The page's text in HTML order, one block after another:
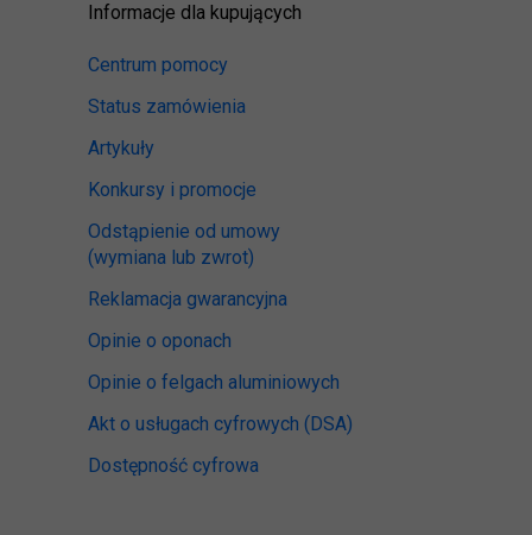
Informacje dla kupujących
Centrum pomocy
Status zamówienia
Artykuły
Konkursy i promocje
Odstąpienie od umowy
(wymiana lub zwrot)
Reklamacja gwarancyjna
Opinie o oponach
Opinie o felgach aluminiowych
Akt o usługach cyfrowych (DSA)
Dostępność cyfrowa